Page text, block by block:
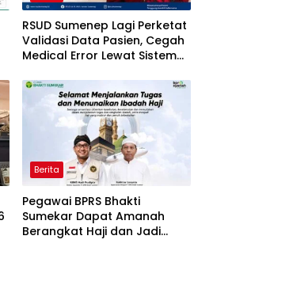
RSUD Sumenep Lagi Perketat
Validasi Data Pasien, Cegah
Medical Error Lewat Sistem
Berita
Pegawai BPRS Bhakti
Sumekar Dapat Amanah
Berangkat Haji dan Jadi